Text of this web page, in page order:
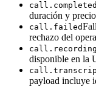
call.completed
duración y
call.failed
rechazo del
disponible en la
payload incluye